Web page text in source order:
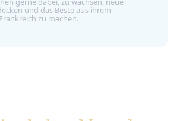
und das Beste aus ihrem
zu machen.